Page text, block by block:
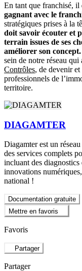
En tant que franchisé, il
gagnant avec le
stratégiques prises à la
doit savoir écouter et
terrain issues de ses
améliorer son concept.
sein de notre réseau qui
Contrôles, de devenir
professionnels de
territoire.
DIAGAMTER
Diagamter est un
des services complets
incluant des
innovations
national !
Documentation gratuite
Mettre en favoris
Favoris
Partager
Partager